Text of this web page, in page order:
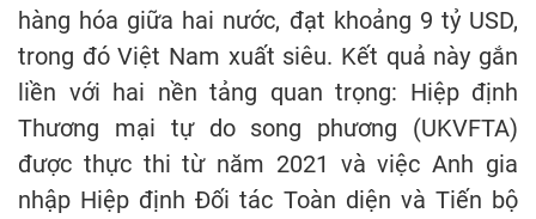
hàng hóa giữa hai nước, đạt khoảng 9 tỷ USD,
trong đó Việt Nam xuất siêu. Kết quả này gắn
liền với hai nền tảng quan trọng: Hiệp định
Thương mại tự do song phương (UKVFTA)
được thực thi từ năm 2021 và việc Anh gia
nhập Hiệp định Đối tác Toàn diện và Tiến bộ